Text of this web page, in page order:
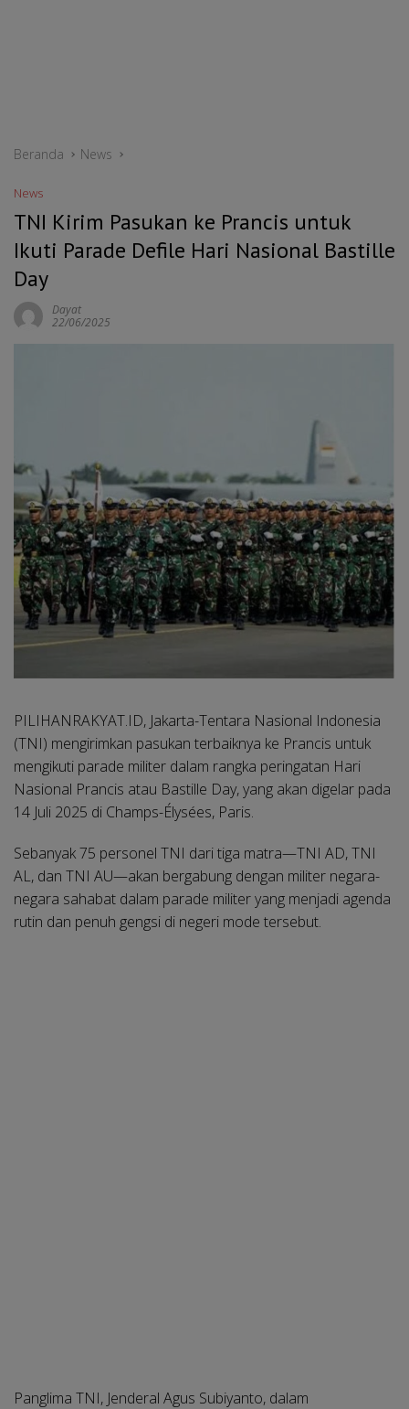
Beranda News
News
TNI Kirim Pasukan ke Prancis untuk
Ikuti Parade Defile Hari Nasional Bastille
Day
Dayat
22/06/2025
PILIHANRAKYAT.ID, Jakarta-Tentara Nasional Indonesia
(TNI) mengirimkan pasukan terbaiknya ke Prancis untuk
mengikuti parade militer dalam rangka peringatan Hari
Nasional Prancis atau Bastille Day, yang akan digelar pada
14 Juli 2025 di Champs-Élysées, Paris.
Sebanyak 75 personel TNI dari tiga matra—TNI AD, TNI
AL, dan TNI AU—akan bergabung dengan militer negara-
negara sahabat dalam parade militer yang menjadi agenda
rutin dan penuh gengsi di negeri mode tersebut.
Panglima TNI, Jenderal Agus Subiyanto, dalam